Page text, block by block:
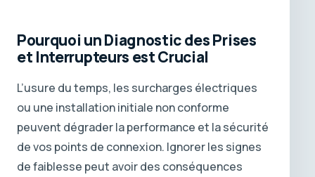
Pourquoi un Diagnostic des Prises
et Interrupteurs est Crucial
L’usure du temps, les surcharges électriques
ou une installation initiale non conforme
peuvent dégrader la performance et la sécurité
de vos points de connexion. Ignorer les signes
de faiblesse peut avoir des conséquences